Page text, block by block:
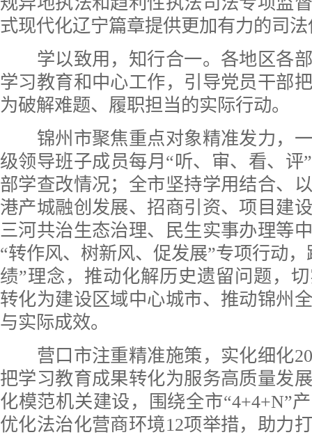
式现代化辽宁篇章提供更加有力的司
学以致用，知行合一。各地区各部
学习教育和中心工作，引导党员干部
为破解难题、履职担当的实际行动。
锦州市聚焦重点对象精准发力，一
级领导班子成员每月“听、审、看、评
部学查改情况；全市坚持学用结合、
港产城融创发展、招商引资、项目建
三河共治生态治理、民生实事办理等
“转作风、树新风、促发展”专项行动
绩”理念，推动化解历史遗留问题，
转化为建设区域中心城市、推动锦州
与实际成效。
营口市注重精准施策，实化细化20
把学习教育成果转化为服务高质量发
化模范机关建设，围绕全市“4+4+N”
优化法治化营商环境12项举措，助力